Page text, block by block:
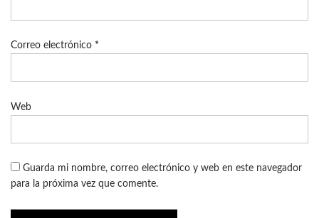
Correo electrónico *
Web
Guarda mi nombre, correo electrónico y web en este navegador
para la próxima vez que comente.